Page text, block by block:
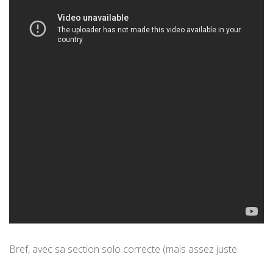
Bref, avec sa section solo correcte (mais assez juste